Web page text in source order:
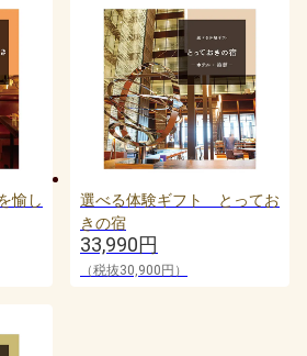
子供（ 赤ちゃん・孫 )
60代女性
上司・先輩
80代女性
愉し
選べる体験ギフト とってお
きの宿
33,990円
（税抜30,900円）